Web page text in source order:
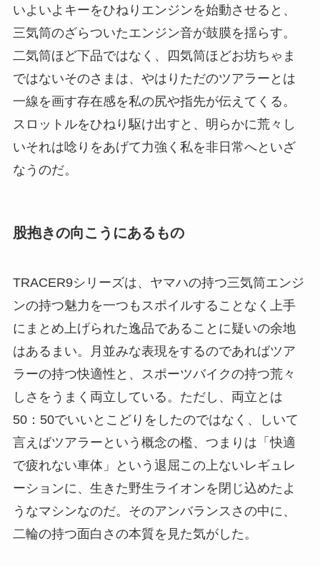
いよいよキーをひねりエンジンを始動させると、
三気筒のざらついたエンジン音が鼓膜を揺らす。
二気筒ほど下品ではなく、四気筒ほどお坊ちゃま
ではないそのさまは、やはりただのツアラーとは
一線を画す存在感を私の尻や指先が伝えてくる。
スロットルをひねり駆け出すと、明らかに荒々し
いそれは唸りをあげて力強く私を非日常へといざ
なうのだ。
股抱きの向こうにあるもの
TRACER9シリーズは、ヤマハの持つ三気筒エンジ
ンの持つ魅力を一つもスポイルすることなく上手
にまとめ上げられた逸品であることに疑いの余地
はあるまい。月並みな表現をするのであればツア
ラーの持つ快適性と、スポーツバイクの持つ荒々
しさをうまく両立している。ただし、両立とは
50：50でいいとこどりをしたのではなく、しいて
言えばツアラーという概念の檻、つまりは「快適
で疲れない車体」という退屈この上ないレギュレ
ーションに、生きた野生ライオンを閉じ込めたよ
うなマシンなのだ。そのアンバランスさの中に、
二輪の持つ面白さの本質を見た気がした。